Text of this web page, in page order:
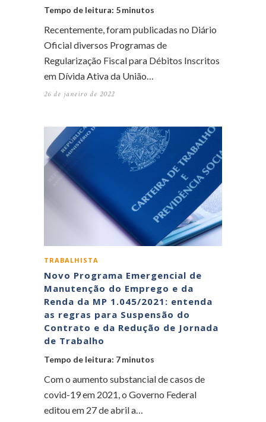
Tempo de leitura: 5minutos
Recentemente, foram publicadas no Diário
Oficial diversos Programas de
Regularização Fiscal para Débitos Inscritos
em Dívida Ativa da União…
26 de janeiro de 2022
TRABALHISTA
Novo Programa Emergencial de
Manutenção do Emprego e da
Renda da MP 1.045/2021: entenda
as regras para Suspensão do
Contrato e da Redução de Jornada
de Trabalho
Tempo de leitura: 7minutos
Com o aumento substancial de casos de
covid-19 em 2021, o Governo Federal
editou em 27 de abril a…